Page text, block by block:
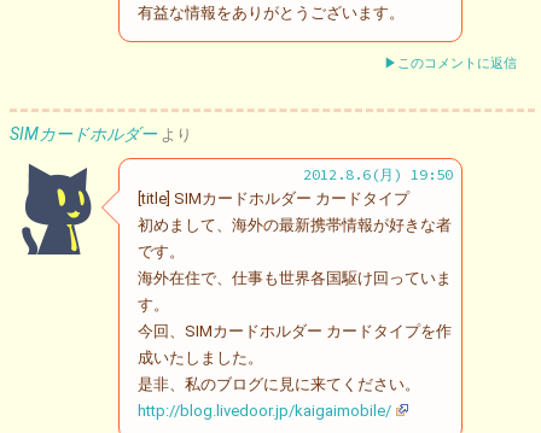
有益な情報をありがとうございます。
▶このコメントに返信
SIMカードホルダー より
2012.8.6(月) 19:50
[title] SIMカードホルダー カードタイプ
初めまして、海外の最新携帯情報が好きな者
です。
海外在住で、仕事も世界各国駆け回っていま
す。
今回、SIMカードホルダー カードタイプを作
成いたしました。
是非、私のブログに見に来てください。
http://blog.livedoor.jp/kaigaimobile/